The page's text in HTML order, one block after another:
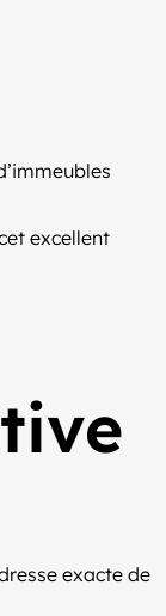
excellent
exacte de